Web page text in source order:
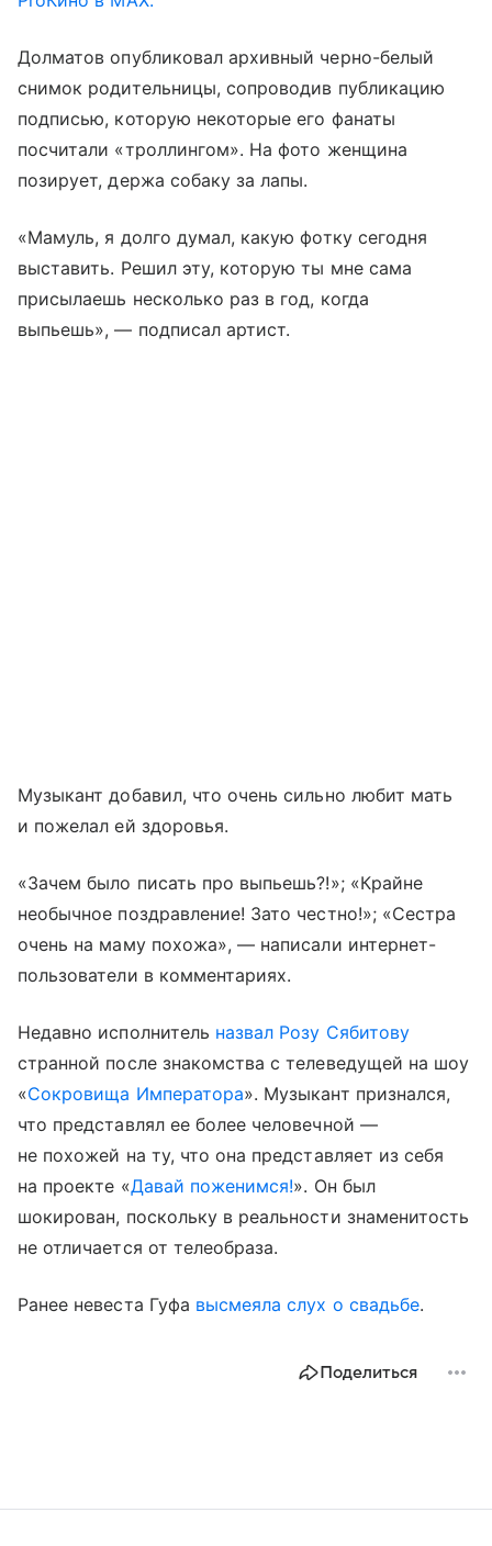
Долматов опубликовал архивный черно-белый
снимок родительницы, сопроводив публикацию
подписью, которую некоторые его фанаты
посчитали «троллингом». На фото женщина
позирует, держа собаку за лапы.
«Мамуль, я долго думал, какую фотку сегодня
выставить. Решил эту, которую ты мне сама
присылаешь несколько раз в год, когда
выпьешь», — подписал артист.
Музыкант добавил, что очень сильно любит мать
и пожелал ей здоровья.
«Зачем было писать про выпьешь?!»; «Крайне
необычное поздравление! Зато честно!»; «Сестра
очень на маму похожа», — написали интернет-
пользователи в комментариях.
Недавно исполнитель назвал Розу Сябитову
странной после знакомства с телеведущей на шоу
«Сокровища Императора». Музыкант признался,
что представлял ее более человечной —
не похожей на ту, что она представляет из себя
на проекте «Давай поженимся!». Он был
шокирован, поскольку в реальности знаменитость
не отличается от телеобраза.
Ранее невеста Гуфа высмеяла слух о свадьбе.
Поделиться